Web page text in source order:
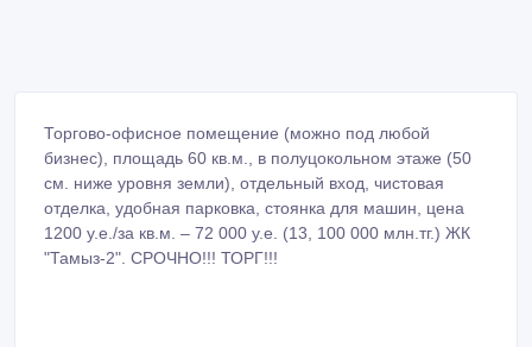
Торгово-офисное помещение (можно под любой
бизнес), площадь 60 кв.м., в полуцокольном этаже (50
см. ниже уровня земли), отдельный вход, чистовая
отделка, удобная парковка, стоянка для машин, цена
1200 у.е./за кв.м. – 72 000 у.е. (13, 100 000 млн.тг.) ЖК
"Тамыз-2". СРОЧНО!!! ТОРГ!!!